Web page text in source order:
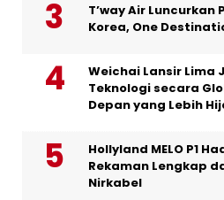
T’way Air Luncurkan
Korea, One
Weichai Lansir Lima
Teknologi secara
Depan yang Lebih
Hollyland MELO P1
Rekaman Lengkap
Nirkabel